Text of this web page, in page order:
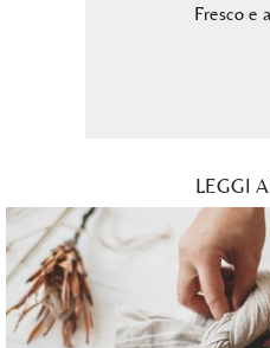
Fresco e
LEGGI